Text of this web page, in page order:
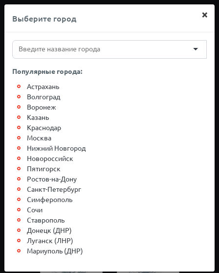
+7(812)767-20-27
Грузоперевозки
Ростов-на-Дону-
Сочи
Выберите город ×
Популярные города:
Астрахань
Волгоград
Воронеж
Казань
Краснодар
Москва
Нижний Новгород
Новороссийск
Пятигорск
Ростов-на-Дону
Санкт-Петербург
Симферополь
Сочи
Ставрополь
Донецк (ДНР)
Луганск (ЛНР)
Мариуполь (ДНР)